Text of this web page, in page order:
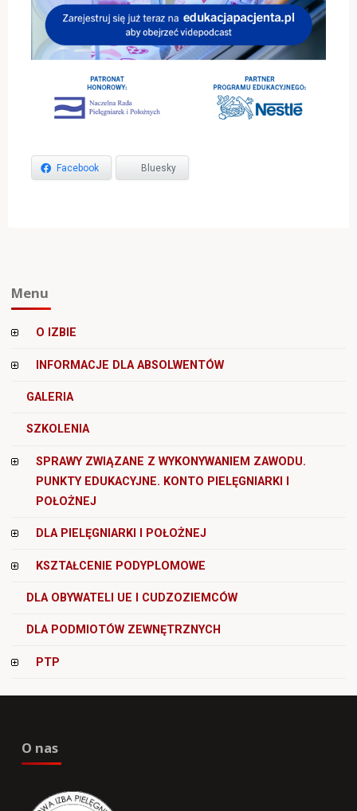
Facebook Bluesky
Menu
O IZBIE
INFORMACJE DLA ABSOLWENTÓW
GALERIA
SZKOLENIA
SPRAWY ZWIĄZANE Z WYKONYWANIEM ZAWODU.
PUNKTY EDUKACYJNE. KONTO PIELĘGNIARKI I
POŁOŻNEJ
DLA PIELĘGNIARKI I POŁOŻNEJ
KSZTAŁCENIE PODYPLOMOWE
DLA OBYWATELI UE I CUDZOZIEMCÓW
DLA PODMIOTÓW ZEWNĘTRZNYCH
PTP
O nas